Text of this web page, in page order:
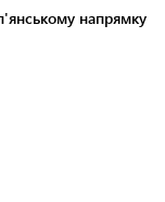
напрямку